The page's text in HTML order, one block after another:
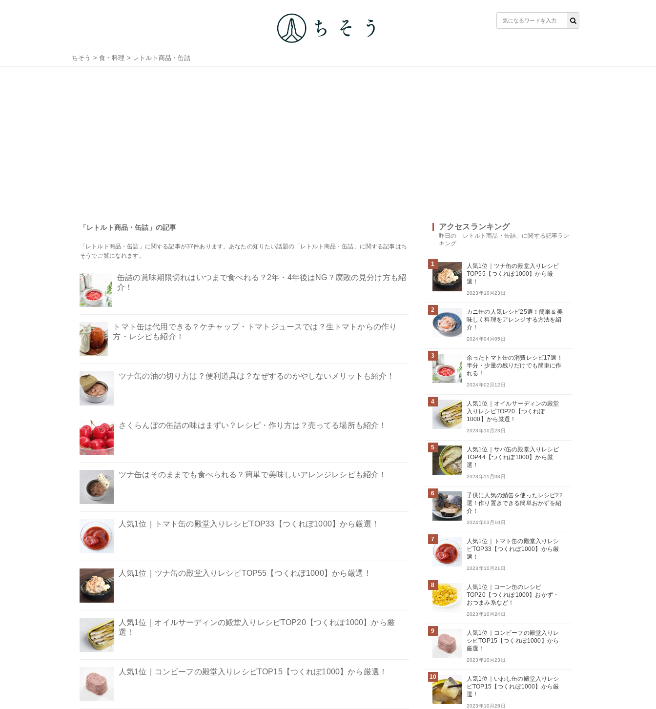
ちそう > 食・料理 > レトルト商品・缶詰
「レトルト商品・缶詰」の記事
「レトルト商品・缶詰」に関する記事が37件あります。あなたの知りたい話題の「レトルト商品・缶詰」に関する記事はち
そうでご覧になれます。
缶詰の賞味期限切れはいつまで食べれる？2年・4年後はNG？腐敗の見分け方も紹
介！
トマト缶は代用できる？ケチャップ・トマトジュースでは？生トマトからの作り
方・レシピも紹介！
ツナ缶の油の切り方は？便利道具は？なぜするのかやしないメリットも紹介！
さくらんぼの缶詰の味はまずい？レシピ・作り方は？売ってる場所も紹介！
ツナ缶はそのままでも食べられる？簡単で美味しいアレンジレシピも紹介！
人気1位｜トマト缶の殿堂入りレシピTOP33【つくれぽ1000】から厳選！
人気1位｜ツナ缶の殿堂入りレシピTOP55【つくれぽ1000】から厳選！
人気1位｜オイルサーディンの殿堂入りレシピTOP20【つくれぽ1000】から厳
選！
人気1位｜コンビーフの殿堂入りレシピTOP15【つくれぽ1000】から厳選！
アクセスランキング
昨日の「レトルト商品・缶詰」に関する記事ラン
キング
1
人気1位｜ツナ缶の殿堂入りレシピ
TOP55【つくれぽ1000】から厳
選！
2023年10月23日
2
カニ缶の人気レシピ25選！簡単＆美
味しく料理をアレンジする方法を紹
介！
2024年04月05日
3
余ったトマト缶の消費レシピ17選！
半分・少量の残りだけでも簡単に作
れる！
2024年02月12日
4
人気1位｜オイルサーディンの殿堂
入りレシピTOP20【つくれぽ
1000】から厳選！
2023年10月23日
5
人気1位｜サバ缶の殿堂入りレシピ
TOP44【つくれぽ1000】から厳
選！
2023年11月03日
6
子供に人気の鯖缶を使ったレシピ22
選！作り置きできる簡単おかずを紹
介！
2024年03月10日
7
人気1位｜トマト缶の殿堂入りレシ
ピTOP33【つくれぽ1000】から厳
選！
2023年10月21日
8
人気1位｜コーン缶のレシピ
TOP20【つくれぽ1000】おかず・
おつまみ系など！
2023年10月24日
9
人気1位｜コンビーフの殿堂入りレ
シピTOP15【つくれぽ1000】から
厳選！
2023年10月23日
10
人気1位｜いわし缶の殿堂入りレシ
ピTOP15【つくれぽ1000】から厳
選！
2023年10月28日